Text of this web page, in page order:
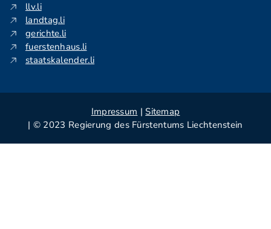
llv.li
landtag.li
gerichte.li
fuerstenhaus.li
staatskalender.li
Impressum | Sitemap
| © 2023 Regierung des Fürstentums Liechtenstein